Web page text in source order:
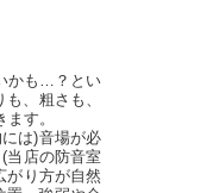
かも…？とい
、粗さも、
す。
は)音場が必
当店の防音室
がり方が自然